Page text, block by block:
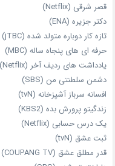
قصر شرقی (Netflix)
دکتر جزیره (ENA)
تازه‌ کار دوباره‌ متولد شده (jTBC)
حرفه‌ ای‌ های پنجاه‌ ساله (MBC)
یادداشت‌ های ردیف آخر (Netflix)
دشمن سلطنتی من (SBS)
افسانه سرباز آشپزخانه (tvN)
زندگیتو پرورش بده (KBS2)
یک درس حسابی (Netflix)
ثبت عشق (tvN)
قدر مطلق عشق (COUPANG TV)